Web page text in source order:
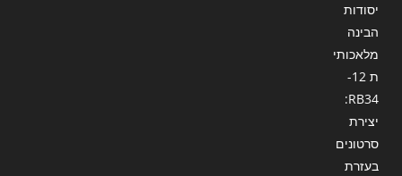
יסודות
הבינה
מלאכותי
ת 12-
RB34:
יצירת
סרטונים
בעזרת